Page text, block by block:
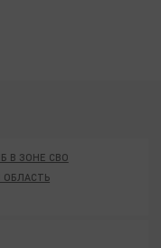
В ЗОНЕ СВО
ОБЛАСТЬ